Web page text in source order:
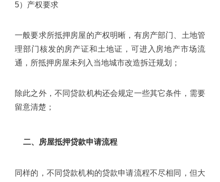
5）产权要求
一般要求所抵押房屋的产权明晰，有房产部门、土地管
理部门核发的房产证和土地证，可进入房地产市场流
通，所抵押房屋未列入当地城市改造拆迁规划；
除此之外，不同贷款机构还会规定一些其它条件，需要
留意清楚；
二、房屋抵押贷款申请流程
同样的，不同贷款机构的贷款申请流程不尽相同，但大